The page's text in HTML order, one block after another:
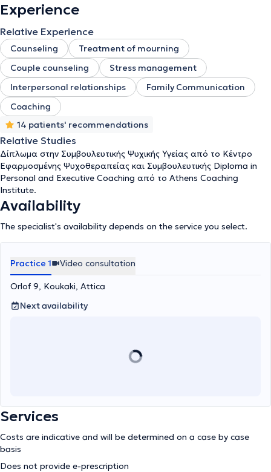
Experience
Relative Experience
Counseling
Treatment of mourning
Couple counseling
Stress management
Interpersonal relationships
Family Communication
Coaching
14 patients' recommendations
Relative Studies
Δίπλωμα στην Συμβουλευτικής Ψυχικής Υγείας από το Κέντρο
Εφαρμοσμένης Ψυχοθεραπείας και Συμβουλευτικής Diploma in
Personal and Executive Coaching από το Athens Coaching
Institute.
Availability
The specialist's availability depends on the service you select.
Practice 1 Video consultation
Orlof 9, Koukaki, Attica
Next availability
Services
Costs are indicative and will be determined on a case by case
basis
Does not provide e-prescription